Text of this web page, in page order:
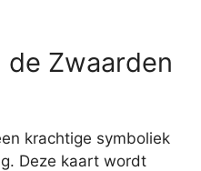
Zwaarden
krachtige symboliek
Deze kaart wordt